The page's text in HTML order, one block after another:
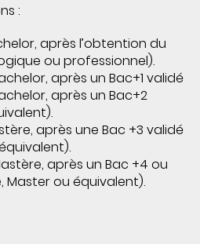
:
après l’obtention du
ou professionnel).
après un Bac+1 validé
après un Bac+2
après une Bac +3 validé
après un Bac +4 ou
Master ou équivalent).